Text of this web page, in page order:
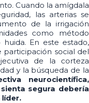
Cuando la amígdala
las arterias se
de la irrigación
como método
En este estado,
social del
de la corteza
y la búsqueda de la
neurocientífica,
segura debería
líder.